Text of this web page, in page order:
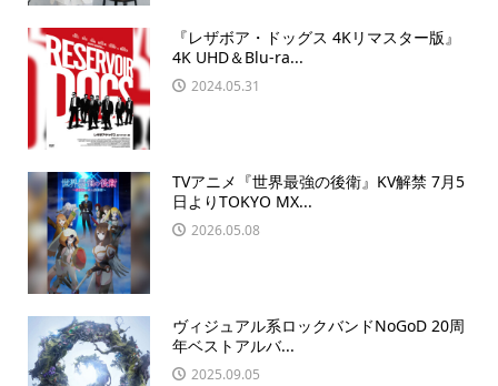
『レザボア・ドッグス 4Kリマスター版』
4K UHD＆Blu-ra...
2024.05.31
TVアニメ『世界最強の後衛』KV解禁 7月5
日よりTOKYO MX...
2026.05.08
ヴィジュアル系ロックバンドNoGoD 20周
年ベストアルバ...
2025.09.05